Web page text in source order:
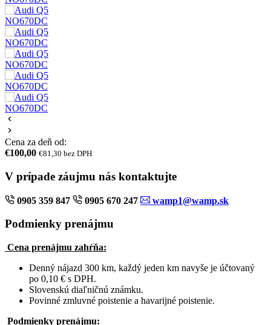
Cena za deň od:
€100,00 €81,30 bez DPH
V prípade záujmu nás kontaktujte
0905 359 847 0905 670 247 wamp1@wamp.sk
Podmienky prenájmu
Cena prenájmu zahŕňa:
Denný nájazd 300 km, každý jeden km navyše je účtovaný
po 0,10 € s DPH.
Slovenskú diaľničnú známku.
Povinné zmluvné poistenie a havarijné poistenie.
Podmienky prenájmu: